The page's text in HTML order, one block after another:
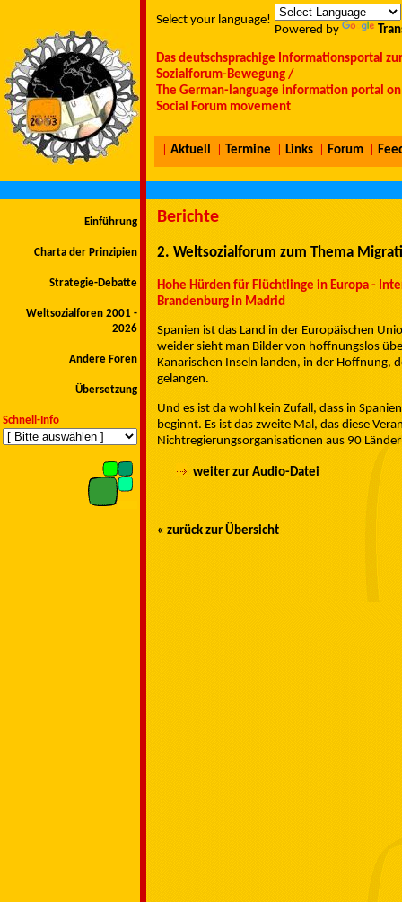
Select your language!
Powered by
Das deutschsprachige Informationsportal
Sozialforum-Bewegung /
The German-language information portal
Social Forum movement
Aktuell Termine Links Forum
Einführung
Charta der Prinzipien
Strategie-Debatte
Weltsozialforen 2001 -
2026
Andere Foren
Übersetzung
Schnell-Info
Berichte
2. Weltsozialforum zum Thema
Hohe Hürden für Flüchtlinge in Europa -
Brandenburg in Madrid
Spanien ist das Land in der Europäischen
weider sieht man Bilder von hoffnungslos
Kanarischen Inseln landen, in der Hoffnung,
gelangen.
Und es ist da wohl kein Zufall, dass in
beginnt. Es ist das zweite Mal, das diese
Nichtregierungsorganisationen aus 90
weiter zur Audio-Datei
« zurück zur Übersicht